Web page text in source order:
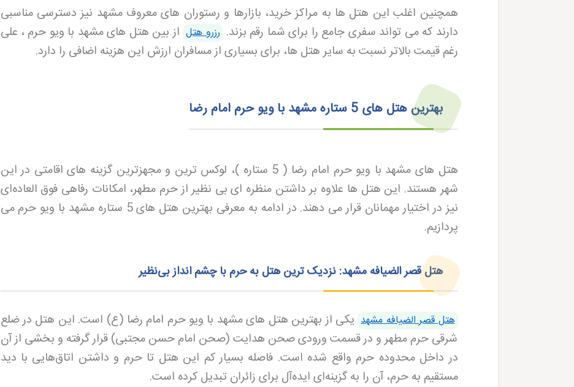
همچنین اغلب این هتل‌ ها به مراکز خرید، بازارها و رستوران‌ های معروف مشهد نیز دسترسی مناسبی
دارند که می‌ تواند سفری جامع را برای شما رقم بزند. رزرو هتل از بین هتل های مشهد با ویو حرم ، علی‌
رغم قیمت بالاتر نسبت به سایر هتل‌ ها، برای بسیاری از مسافران ارزش این هزینه اضافی را دارد.
بهترین هتل های 5 ستاره مشهد با ویو حرم امام رضا
هتل های مشهد با ویو حرم امام رضا ( 5 ستاره )، لوکس‌ ترین و مجهزترین گزینه‌ های اقامتی در این
شهر هستند. این هتل‌ ها علاوه بر داشتن منظره‌ ای بی‌ نظیر از حرم مطهر، امکانات رفاهی فوق‌ العاده‌ای
نیز در اختیار مهمانان قرار می‌ دهند. در ادامه به معرفی بهترین هتل‌ های 5 ستاره مشهد با ویو حرم می‌
پردازیم.
هتل قصر الضیافه مشهد: نزدیک‌ ترین هتل به حرم با چشم‌ انداز بی‌نظیر
هتل قصر الضیافه مشهد یکی از بهترین هتل های مشهد با ویو حرم امام رضا (ع) است. این هتل در ضلع
شرقی حرم مطهر و در قسمت ورودی صحن هدایت (صحن امام حسن مجتبی) قرار گرفته و بخشی از آن
در داخل محدوده حرم واقع شده است. فاصله بسیار کم این هتل تا حرم و داشتن اتاق‌هایی با دید
مستقیم به حرم، آن را به گزینه‌ای ایده‌آل برای زائران تبدیل کرده است.